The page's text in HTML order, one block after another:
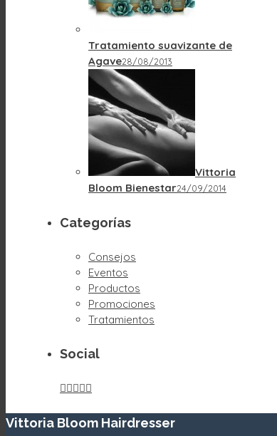
Tratamiento suavizante de
Agave28/08/2013
Vittoria
Bloom Bienestar24/09/2014
Categorías
Consejos
Eventos
Productos
Promociones
Tratamientos
Social

Vittoria Bloom Hairdresser